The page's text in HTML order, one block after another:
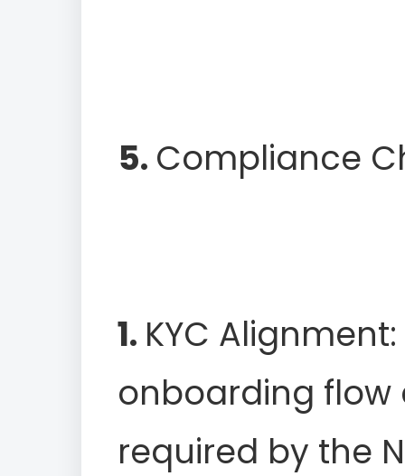
5. Compliance
1. KYC
onboarding flow
required by the